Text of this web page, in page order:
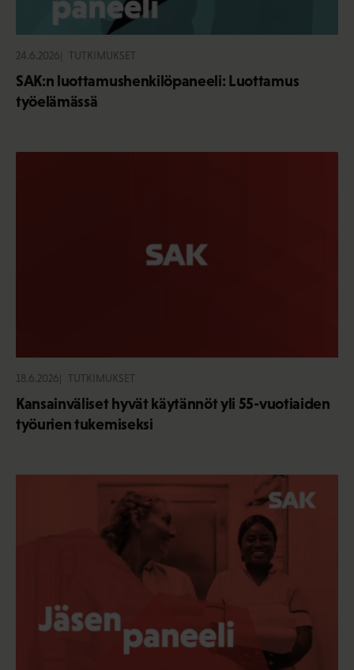
24.6.2026 TUTKIMUKSET
SAK:n luottamushenkilöpaneeli: Luottamus
työelämässä
18.6.2026 TUTKIMUKSET
Kansainväliset hyvät käytännöt yli 55-vuotiaiden
työurien tukemiseksi